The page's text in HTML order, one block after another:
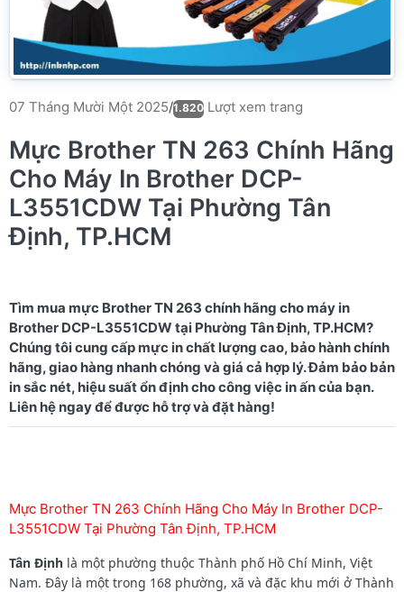
07 Tháng Mười Một 2025/1.820 Lượt xem trang
Mực Brother TN 263 Chính Hãng
Cho Máy In Brother DCP-
L3551CDW Tại Phường Tân
Định, TP.HCM
Tìm mua mực Brother TN 263 chính hãng cho máy in
Brother DCP-L3551CDW tại Phường Tân Định, TP.HCM?
Chúng tôi cung cấp mực in chất lượng cao, bảo hành chính
hãng, giao hàng nhanh chóng và giá cả hợp lý. Đảm bảo bản
in sắc nét, hiệu suất ổn định cho công việc in ấn của bạn.
Mực Brother TN 263 Chính Hãng Cho Máy In Brother DCP-
L3551CDW Tại Phường Tân Định, TP.HCM
Tân Định là một phường thuộc Thành phố Hồ Chí Minh, Việt
Nam. Đây là một trong 168 phường, xã và đặc khu mới ở Thành